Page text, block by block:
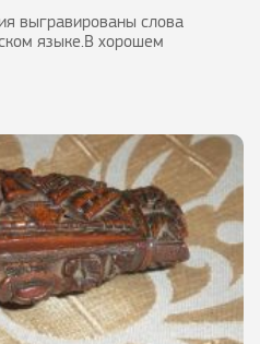
выгравированы слова
языке.В хорошем